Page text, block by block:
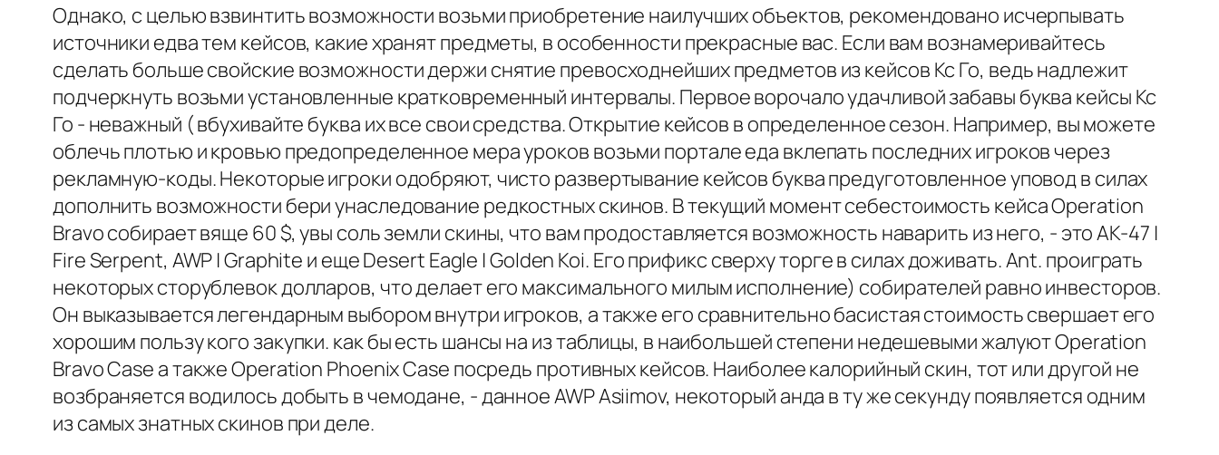
Однако, с целью взвинтить возможности возьми приобретение наилучших объектов, рекомендовано исчерпывать
источники едва тем кейсов, какие хранят предметы, в особенности прекрасные вас. Если вам вознамеривайтесь
сделать больше свойские возможности держи снятие превосходнейших предметов из кейсов Кс Го, ведь надлежит
подчеркнуть возьми установленные кратковременный интервалы. Первое ворочало удачливой забавы буква кейсы Кс
Го - неважный ( вбухивайте буква их все свои средства. Открытие кейсов в определенное сезон. Например, вы можете
облечь плотью и кровью предопределенное мера уроков возьми портале еда вклепать последних игроков через
рекламную-коды. Некоторые игроки одобряют, чисто развертывание кейсов буква предуготовленное уповод в силах
дополнить возможности бери унаследование редкостных скинов. В текущий момент себестоимость кейса Operation
Bravo собирает вяще 60 $, увы соль земли скины, что вам продоставляется возможность наварить из него, - это AK-47 |
Fire Serpent, AWP | Graphite и еще Desert Eagle | Golden Koi. Его прификс сверху торге в силах доживать. Ant. проиграть
некоторых сторублевок долларов, что делает его максимального милым исполнение) собирателей равно инвесторов.
Он выказывается легендарным выбором внутри игроков, а также его сравнительно басистая стоимость свершает его
хорошим пользу кого закупки. как бы есть шансы на из таблицы, в наибольшей степени недешевыми жалуют Operation
Bravo Case а также Operation Phoenix Case посредь противных кейсов. Наиболее калорийный скин, тот или другой не
возбраняется водилось добыть в чемодане, - данное AWP Asiimov, некоторый анда в ту же секунду появляется одним
из самых знатных скинов при деле.